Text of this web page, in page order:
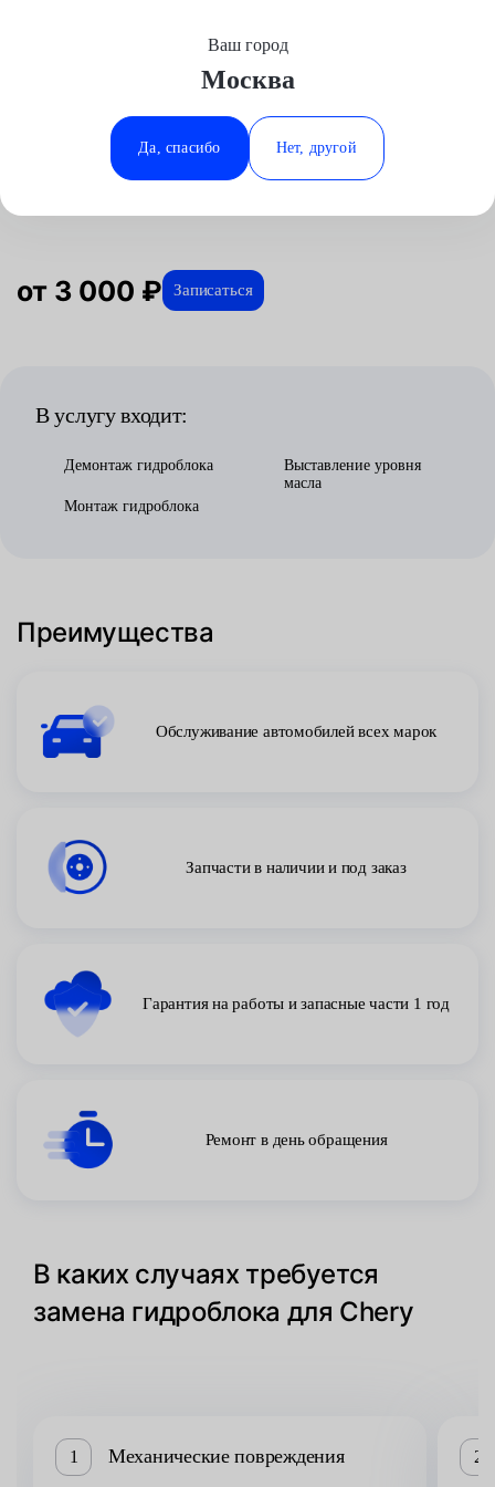
Минеральные Воды
Ростов-на-Дону
Ставрополь
Ваш город
Москва
Да, спасибо Нет, другой
ОтзывыАвтосервис
Замена гидроблока для Chery в
от 3 000 ₽ Записаться
В услугу входит:
Демонтаж гидроблока
Монтаж гидроблока
Выставление уровня
масла
Преимущества
Обслуживание автомобилей всех марок
Запчасти в наличии и под заказ
Гарантия на работы и запасные части 1 год
Ремонт в день обращения
В каких случаях требуется
замена гидроблока для Chery
1 Механические повреждения 2